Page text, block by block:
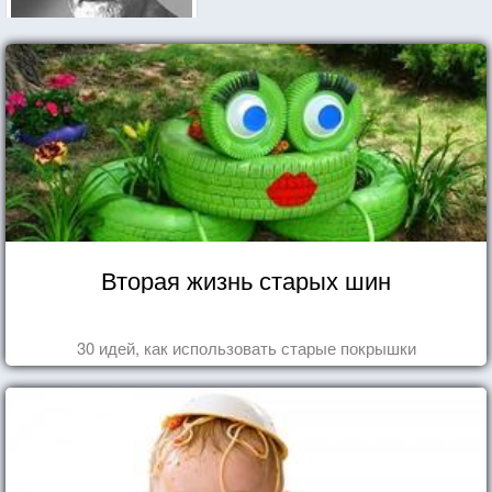
Вторая жизнь старых шин
30 идей, как использовать старые покрышки